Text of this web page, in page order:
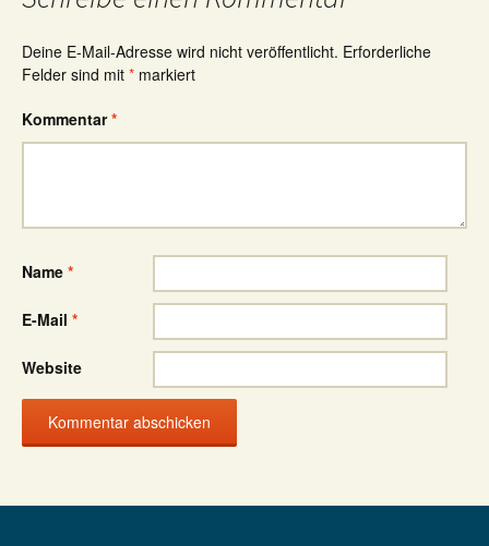
Deine E-Mail-Adresse wird nicht veröffentlicht. Erforderliche
Felder sind mit * markiert
Kommentar*
Name *
E-Mail *
Website